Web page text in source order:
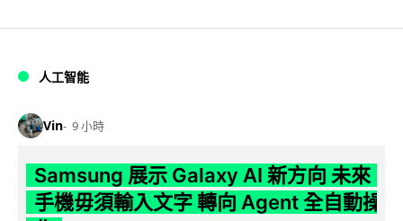
人工智能
Vin 9 小時
Samsung 展示 Galaxy AI 新方向 未來
手機毋須輸入文字 轉向 Agent 全自動操